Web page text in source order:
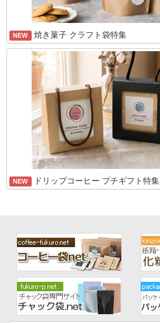
NEW 焼き菓子 クラフト袋特集
NEW ドリップコーヒー プチギフト特集